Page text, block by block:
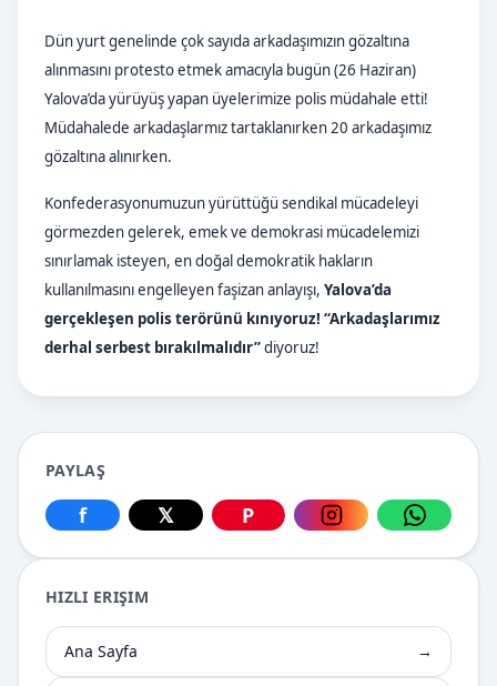
Dün yurt genelinde çok sayıda arkadaşımızın gözaltına
alınmasını protesto etmek amacıyla bugün (26 Haziran)
Yalova’da yürüyüş yapan üyelerimize polis müdahale etti!
Müdahalede arkadaşlarmız tartaklanırken 20 arkadaşımız
gözaltına alınırken.
Konfederasyonumuzun yürüttüğü sendikal mücadeleyi
görmezden gelerek, emek ve demokrasi mücadelemizi
sınırlamak isteyen, en doğal demokratik hakların
kullanılmasını engelleyen faşizan anlayışı, Yalova’da
gerçekleşen polis terörünü kınıyoruz! “Arkadaşlarımız
derhal serbest bırakılmalıdır”diyoruz!
PAYLAŞ
Facebook üzerinden paylaş
f
X üzerinden paylaş
𝕏
Pinterest üzerinden paylaş
P
Instagram
HIZLI ERIŞIM
Ana Sayfa →